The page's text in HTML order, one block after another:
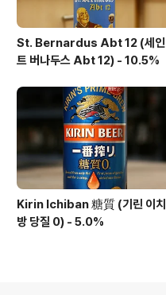
St. Bernardus Abt 12 (세인
트 버나두스 Abt 12) - 10.5%
Kirin Ichiban 糖質 (기린 이치
방 당질 0) - 5.0%